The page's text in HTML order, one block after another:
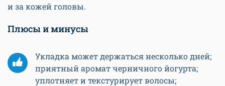
и за кожей головы.
Плюсы и минусы
Укладка может держаться несколько дней;
приятный аромат черничного йогурта;
уплотняет и текстурирует волосы;